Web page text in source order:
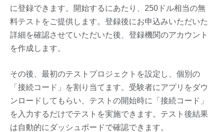
に登録できます。開始するにあたり、250ドル相当の無
料テストをご提供します。登録後にお申込みいただいた
詳細を確認させていただいた後、登録機関のアカウント
を作成します。
その後、最初のテストプロジェクトを設定し、個別の
「接続コード」を割り当てます。受験者にアプリをダウ
ンロードしてもらい、テストの開始時に「接続コード」
を入力するだけでテストを実施できます。テスト後結果
は自動的にダッシュボードで確認できます。